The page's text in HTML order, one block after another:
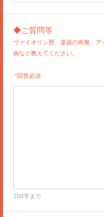
◆ご質問等
ヴァイオリン歴、楽器の有無、
由など教えてください。
*回答必須
150字まで